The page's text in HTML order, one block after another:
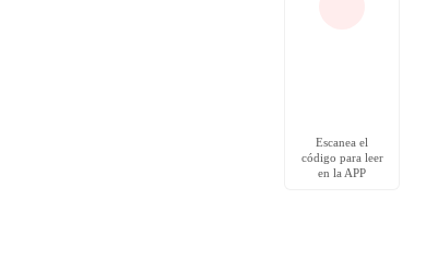
Escanea el
código para leer
en la APP